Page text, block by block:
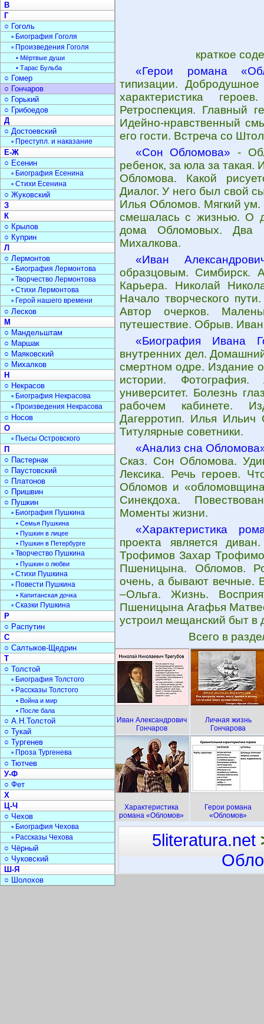
краткое
«Герои романа
типизации.
характеристика
Ретроспекция. Главный
Идейно-нравственный
его гости. Встреча со
«Сон Обломова» -
ребенок, за юла за такая.
Обломова. Какой
Диалог. У него был свой
Илья Обломов. Мягкий ум.
смешалась с жизнью. О
дома Обломовых. Два
Михалкова.
«Иван
образцовым. Симбирск.
Карьера. Николай
Начало творческого
Автор очерков.
путешествие. Обрыв.
«Биография Ивана
внутренних дел.
смертном одре. Издание
истории.
университет. Болезнь
рабочем кабинете.
Дагерротип. Илья
Титулярные советники.
«Анализ сна
Сказ. Сон Обломова.
Лексика. Речь героев.
Обломов и
Синекдоха.
Моменты жизни.
«Характеристика
проекта является
Трофимов Захар
Пшеницына. Обломов.
очень, а бывают вечные.
–Ольга. Жизнь.
Пшеницына Агафья
устроил мещанский быт в
Всего в
Иван Александрович
Гончаров
Личная жизнь
Гончарова
Характеристика
романа «Обломов»
Герои романа
«Обломов»
В
Г
○ Гоголь
▫ Биография Гоголя
▫ Произведения Гоголя
• Мёртвые души
• Тарас Бульба
○ Гомер
○ Гончаров
○ Горький
○ Грибоедов
Д
○ Достоевский
▫ Преступл. и наказание
Е-Ж
○ Есенин
▫ Биография Есенина
▫ Стихи Есенина
○ Жуковский
З
К
○ Крылов
○ Куприн
Л
○ Лермонтов
▫ Биография Лермонтова
▫ Творчество Лермонтова
▫ Стихи Лермонтова
▫ Герой нашего времени
○ Лесков
М
○ Мандельштам
○ Маршак
○ Маяковский
○ Михалков
Н
○ Некрасов
▫ Биография Некрасова
▫ Произведения Некрасова
○ Носов
О
▫ Пьесы Островского
П
○ Пастернак
○ Паустовский
○ Платонов
○ Пришвин
○ Пушкин
▫ Биография Пушкина
• Семья Пушкина
• Пушкин в лицее
• Пушкин в Петербурге
▫ Творчество Пушкина
• Пушкин о любви
▫ Стихи Пушкина
▫ Повести Пушкина
• Капитанская дочка
▫ Сказки Пушкина
Р
○ Распутин
С
○ Салтыков-Щедрин
Т
○ Толстой
▫ Биография Толстого
▫ Рассказы Толстого
• Война и мир
• После бала
○ А.Н.Толстой
○ Тукай
○ Тургенев
▫ Проза Тургенева
○ Тютчев
У-Ф
○ Фет
Х
Ц-Ч
○ Чехов
▫ Биография Чехова
▫ Рассказы Чехова
○ Чёрный
○ Чуковский
Ш-Я
○ Шолохов
5literatura.net